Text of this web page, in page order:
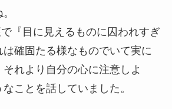
『目に見えるものに囚われすぎ
確固たる様なものでいて実に
れより自分の心に注意しよ
ことを話していました。